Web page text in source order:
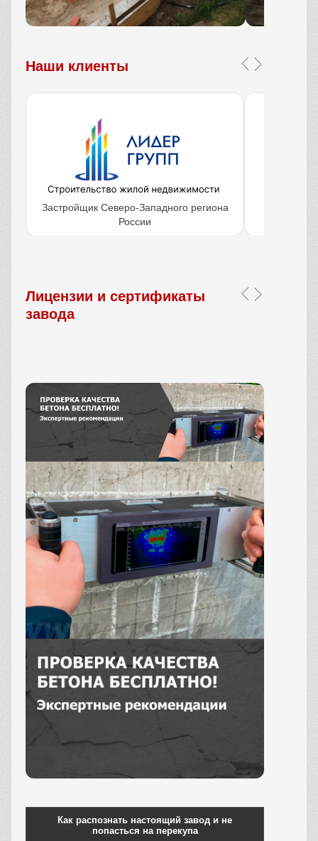
Наши клиенты
Застройщик Северо-Западного региона
России
Лицензии и сертификаты
завода
Как распознать настоящий завод и не
попасться на перекупа